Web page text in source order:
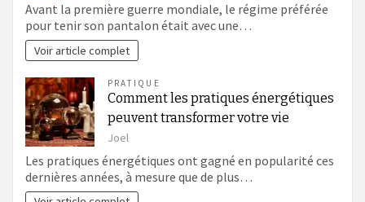
Avant la première guerre mondiale, le régime préférée
pour tenir son pantalon était avec une…
Voir article complet
PRATIQUE
Comment les pratiques énergétiques
peuvent transformer votre vie
Joel
Les pratiques énergétiques ont gagné en popularité ces
dernières années, à mesure que de plus…